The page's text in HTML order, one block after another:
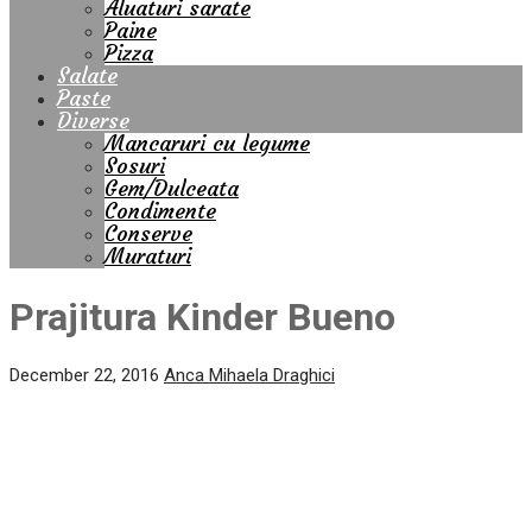
Aluaturi sarate
Paine
Pizza
Salate
Paste
Diverse
Mancaruri cu legume
Sosuri
Gem/Dulceata
Condimente
Conserve
Muraturi
Prajitura Kinder Bueno
December 22, 2016 Anca Mihaela Draghici